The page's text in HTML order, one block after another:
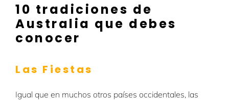
10 tradiciones de
Australia que debes
conocer
Las Fiestas
Igual que en muchos otros países occidentales, las